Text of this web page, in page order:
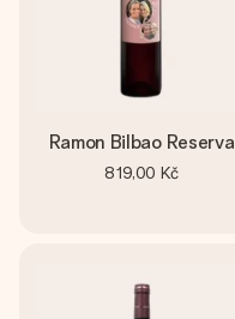
Ramon Bilbao Reserva
819,00 Kč